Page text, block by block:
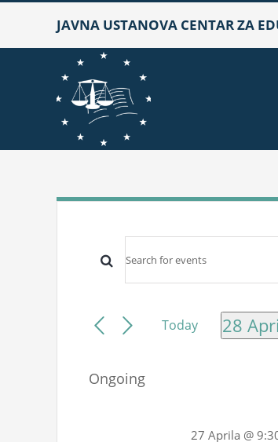
JAVNA USTANOVA CENTAR ZA
Events
28
Events
and
Navigation
Enter
Search
for
by
Today
28
Select
Ongoing
27 Aprila @